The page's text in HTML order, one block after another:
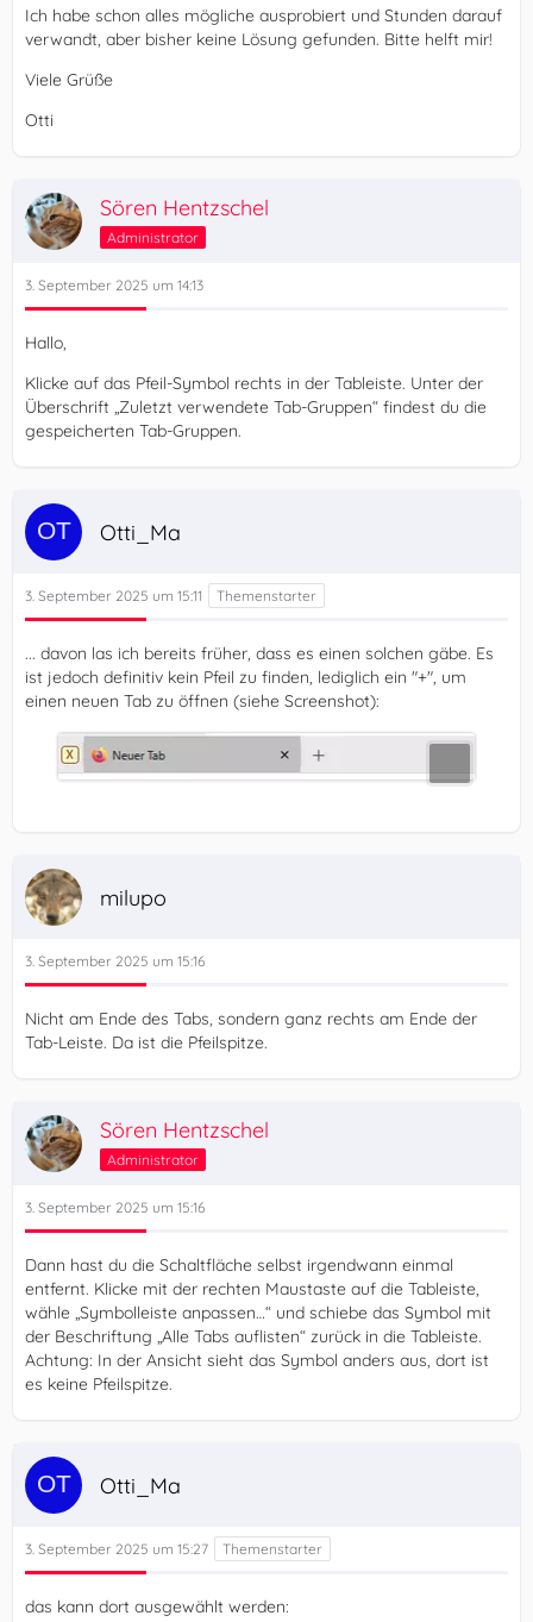
Ich habe schon alles mögliche ausprobiert und Stunden darauf
verwandt, aber bisher keine Lösung gefunden. Bitte helft mir!
Viele Grüße
Otti
Sören Hentzschel
Administrator
3. September 2025 um 14:13
Hallo,
Klicke auf das Pfeil-Symbol rechts in der Tableiste. Unter der
Überschrift „Zuletzt verwendete Tab-Gruppen“ findest du die
gespeicherten Tab-Gruppen.
Otti_Ma
3. September 2025 um 15:11
... davon las ich bereits früher, dass es einen solchen gäbe. Es
ist jedoch definitiv kein Pfeil zu finden, lediglich ein "+", um
einen neuen Tab zu öffnen (siehe Screenshot):
milupo
3. September 2025 um 15:16
Nicht am Ende des Tabs, sondern ganz rechts am Ende der
Tab-Leiste. Da ist die Pfeilspitze.
Sören Hentzschel
Administrator
3. September 2025 um 15:16
Dann hast du die Schaltfläche selbst irgendwann einmal
entfernt. Klicke mit der rechten Maustaste auf die Tableiste,
wähle „Symbolleiste anpassen…“ und schiebe das Symbol mit
der Beschriftung „Alle Tabs auflisten“ zurück in die Tableiste.
Achtung: In der Ansicht sieht das Symbol anders aus, dort ist
es keine Pfeilspitze.
Otti_Ma
3. September 2025 um 15:27
das kann dort ausgewählt werden: